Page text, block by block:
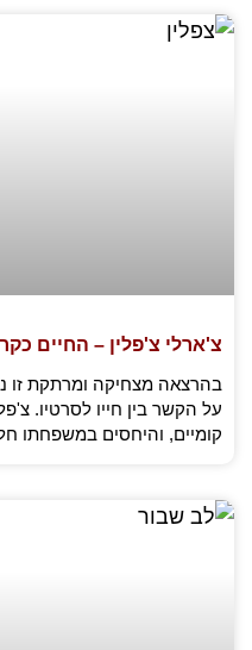
צ'ארלי צ'פלין – החיים
בהרצאה מצחיקה ומרתקת זו
על הקשר בין חייו לסרטיו.
קומיים, והיחסים במשפחתו